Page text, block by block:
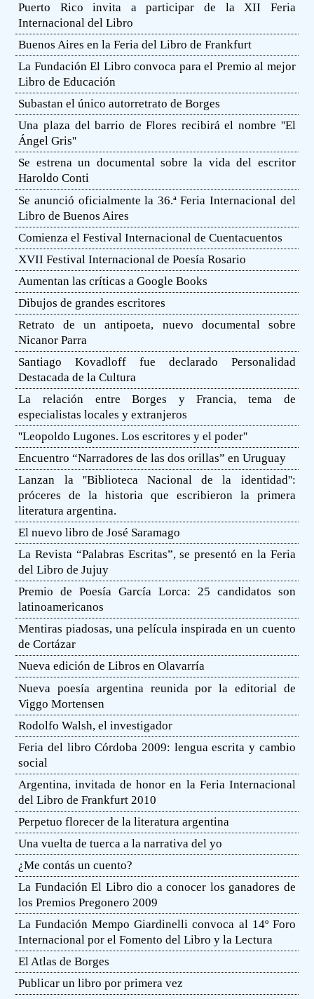
Puerto Rico invita a participar de la XII Feria
Internacional del Libro
Buenos Aires en la Feria del Libro de Frankfurt
La Fundación El Libro convoca para el Premio al mejor
Libro de Educación
Subastan el único autorretrato de Borges
Una plaza del barrio de Flores recibirá el nombre ''El
Ángel Gris''
Se estrena un documental sobre la vida del escritor
Haroldo Conti
Se anunció oficialmente la 36.ª Feria Internacional del
Libro de Buenos Aires
Comienza el Festival Internacional de Cuentacuentos
XVII Festival Internacional de Poesía Rosario
Aumentan las críticas a Google Books
Dibujos de grandes escritores
Retrato de un antipoeta, nuevo documental sobre
Nicanor Parra
Santiago Kovadloff fue declarado Personalidad
Destacada de la Cultura
La relación entre Borges y Francia, tema de
especialistas locales y extranjeros
''Leopoldo Lugones. Los escritores y el poder''
Encuentro “Narradores de las dos orillas” en Uruguay
Lanzan la ''Biblioteca Nacional de la identidad'':
próceres de la historia que escribieron la primera
literatura argentina.
El nuevo libro de José Saramago
La Revista “Palabras Escritas”, se presentó en la Feria
del Libro de Jujuy
Premio de Poesía García Lorca: 25 candidatos son
latinoamericanos
Mentiras piadosas, una película inspirada en un cuento
de Cortázar
Nueva edición de Libros en Olavarría
Nueva poesía argentina reunida por la editorial de
Viggo Mortensen
Rodolfo Walsh, el investigador
Feria del libro Córdoba 2009: lengua escrita y cambio
social
Argentina, invitada de honor en la Feria Internacional
del Libro de Frankfurt 2010
Perpetuo florecer de la literatura argentina
Una vuelta de tuerca a la narrativa del yo
¿Me contás un cuento?
La Fundación El Libro dio a conocer los ganadores de
los Premios Pregonero 2009
La Fundación Mempo Giardinelli convoca al 14º Foro
Internacional por el Fomento del Libro y la Lectura
El Atlas de Borges
Publicar un libro por primera vez